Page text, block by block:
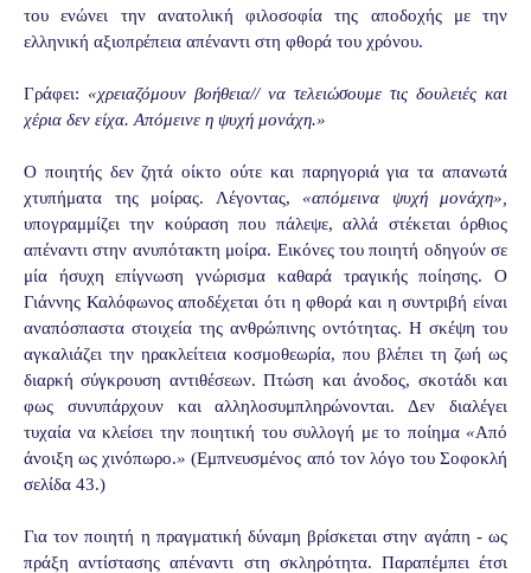
του ενώνει την ανατολική φιλοσοφία της αποδοχής με την
ελληνική αξιοπρέπεια απέναντι στη φθορά του χρόνου.
Γράφει: «χρειαζόμουν βοήθεια// να τελειώσουμε τις δουλειές και
χέρια δεν είχα. Απόμεινε η ψυχή μονάχη.»
Ο ποιητής δεν ζητά οίκτο ούτε και παρηγοριά για τα απανωτά
χτυπήματα της μοίρας. Λέγοντας, «απόμεινα ψυχή μονάχη»,
υπογραμμίζει την κούραση που πάλεψε, αλλά στέκεται όρθιος
απέναντι στην ανυπότακτη μοίρα. Εικόνες του ποιητή οδηγούν σε
μία ήσυχη επίγνωση γνώρισμα καθαρά τραγικής ποίησης. Ο
Γιάννης Καλόφωνος αποδέχεται ότι η φθορά και η συντριβή είναι
αναπόσπαστα στοιχεία της ανθρώπινης οντότητας. Η σκέψη του
αγκαλιάζει την ηρακλείτεια κοσμοθεωρία, που βλέπει τη ζωή ως
διαρκή σύγκρουση αντιθέσεων. Πτώση και άνοδος, σκοτάδι και
φως συνυπάρχουν και αλληλοσυμπληρώνονται. Δεν διαλέγει
τυχαία να κλείσει την ποιητική του συλλογή με το ποίημα «Από
άνοιξη ως χινόπωρο.» (Εμπνευσμένος από τον λόγο του Σοφοκλή
σελίδα 43.)
Για τον ποιητή η πραγματική δύναμη βρίσκεται στην αγάπη - ως
πράξη αντίστασης απέναντι στη σκληρότητα. Παραπέμπει έτσι